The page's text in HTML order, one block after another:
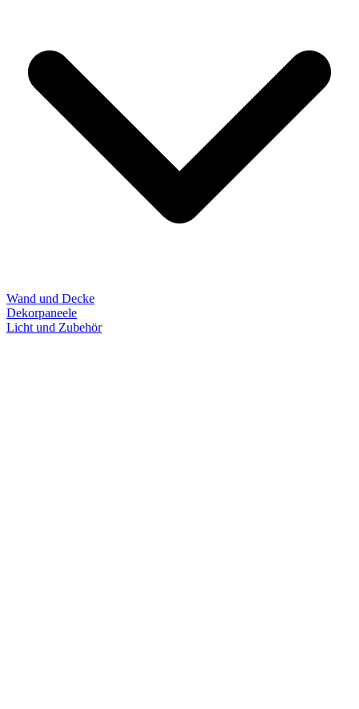
Wand und Decke
Dekorpaneele
Licht und Zubehör